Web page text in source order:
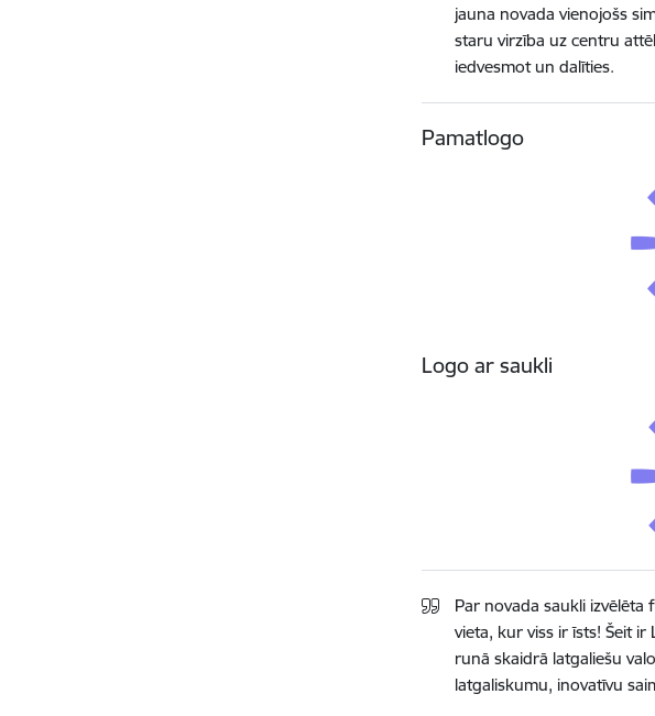
jauna novada vienojošs
staru virzība uz centru
iedvesmot un dalīties.
Pamatlogo
Logo ar saukli
Par novada saukli izvēlēta
vieta, kur viss ir īsts! Šeit
runā skaidrā latgaliešu
latgaliskumu, inovatīvu